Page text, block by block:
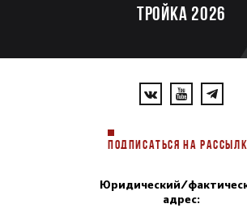
ТРОЙКА 2026
ПОДПИСАТЬСЯ НА
Юридический/
адрес: